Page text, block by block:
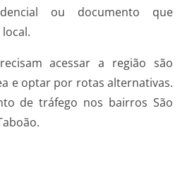
ou documento que
acessar a região são
e optar por rotas alternativas.
de tráfego nos bairros São